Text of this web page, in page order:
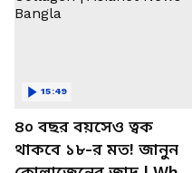
৪০ বছর বয়সেও ত্বক
থাকবে ১৮-র মত! জানুন
15:49